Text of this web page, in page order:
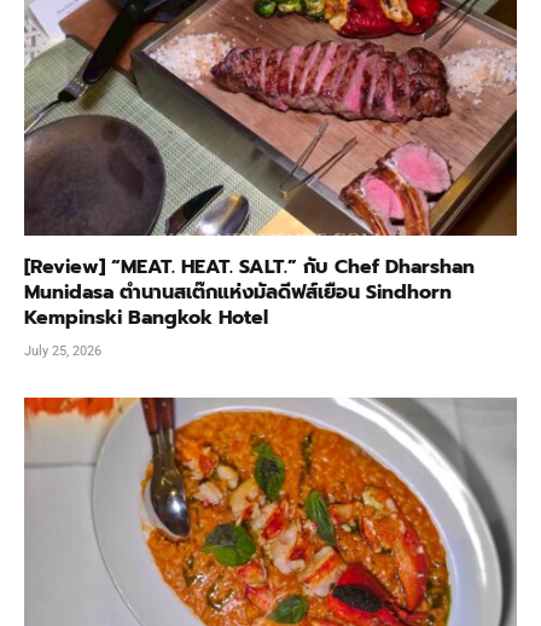
[Review] “MEAT. HEAT. SALT.” กับ Chef Dharshan
Munidasa ตำนานสเต๊กแห่งมัลดีฟส์เยือน Sindhorn
Kempinski Bangkok Hotel
July 25, 2026